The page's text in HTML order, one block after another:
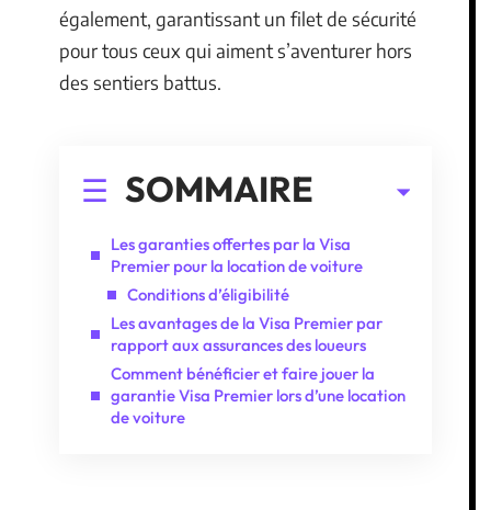
également, garantissant un filet de sécurité
pour tous ceux qui aiment s’aventurer hors
des sentiers battus.
SOMMAIRE
Les garanties offertes par la Visa
Premier pour la location de voiture
Conditions d’éligibilité
Les avantages de la Visa Premier par
rapport aux assurances des loueurs
Comment bénéficier et faire jouer la
garantie Visa Premier lors d’une location
de voiture